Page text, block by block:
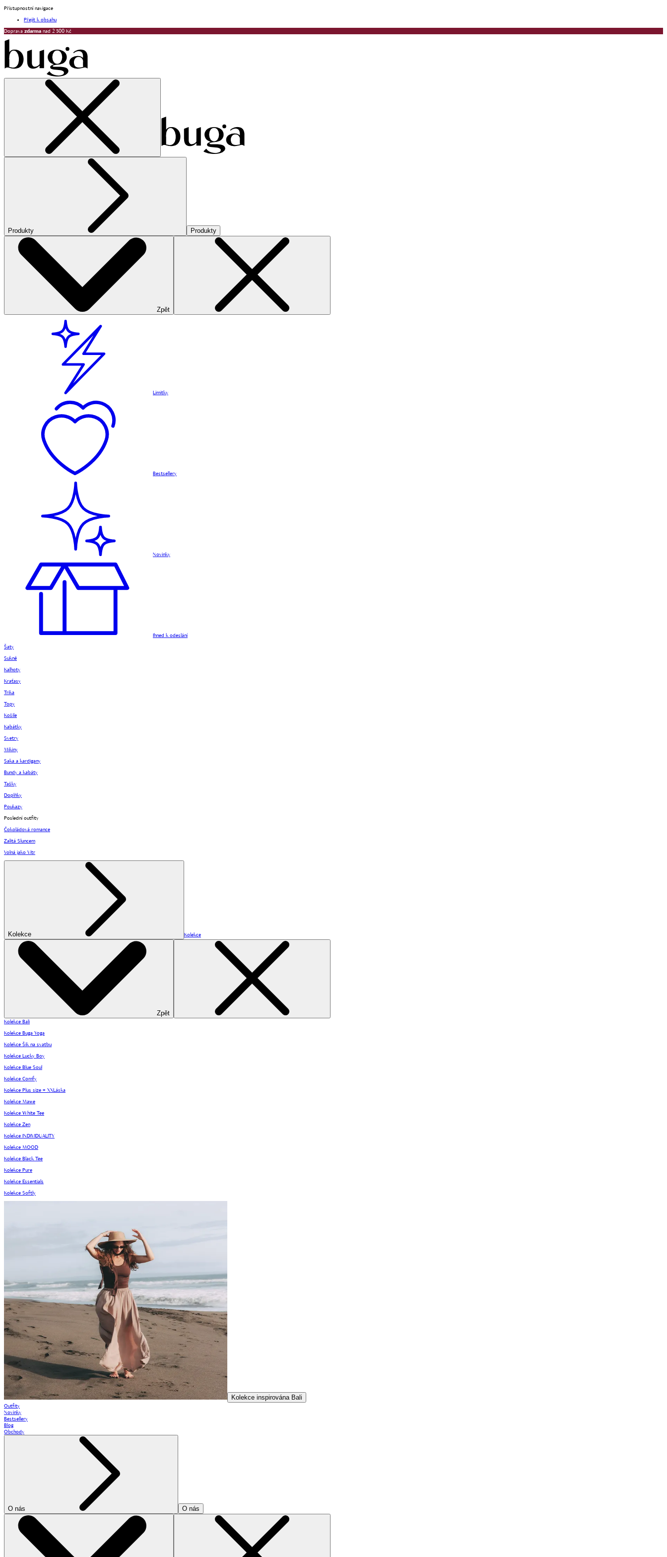
Přístupnostní navigace
Přejít k obsahu
Doprava zdarma nad 2 500 Kč
Produkty Produkty
Zpět
Limitky
Bestsellery
Novinky
Ihned k odeslání
Šaty
Sukně
Kalhoty
Kraťasy
Trika
Topy
Košile
Kabátky
Svetry
Mikiny
Saka a kardigany
Bundy a kabáty
Tašky
Doplňky
Poukazy
Poslední outfity
Čokoládová romance
Zalitá Sluncem
Volná jako Vítr
Kolekce Kolekce
Zpět
Kolekce Bali
Kolekce Buga Yoga
Kolekce Šik na svatbu
Kolekce Lucky Boy
Kolekce Blue Soul
Kolekce Comfy
Kolekce Plus size = XXLáska
Kolekce Mawe
Kolekce White Tee
Kolekce Zen
Kolekce INDIVIDUALITY
Kolekce MOOD
Kolekce Black Tee
Kolekce Pure
Kolekce Essentials
Kolekce Softly
Kolekce inspirována Bali
Outfity
Novinky
Bestsellery
Blog
Obchody
O nás O nás